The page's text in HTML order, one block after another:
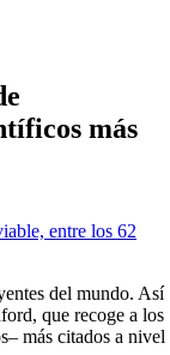
más
del mundo. Así
que recoge a los
más citados a nivel